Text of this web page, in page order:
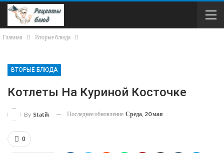
Главная Вторые блюда
ВТОРЫЕ БЛЮДА
Котлеты На Куриной Косточке
By Statik Последнее обновление Среда, 20 мая
0